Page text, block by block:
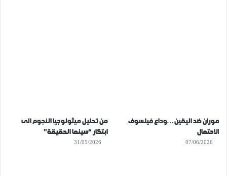
موران ضد اليقين…وداع فيلسوف
الاحتمال
07/06/2026
من تحليل ميثولوجيا النجوم الى
ابتكار “سينما الحقيقة”
31/05/2026